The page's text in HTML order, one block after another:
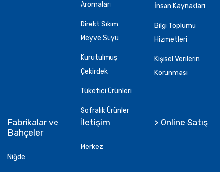
Aromaları
Direkt Sıkım
Meyve Suyu
Kurutulmuş
Çekirdek
Tüketici Ürünleri
Sofralık Ürünler
İnsan Kaynakları
Bilgi Toplumu
Hizmetleri
Kişisel Verilerin
Korunması
Fabrikalar ve
Bahçeler
Niğde
İletişim
Merkez
> Online Satış